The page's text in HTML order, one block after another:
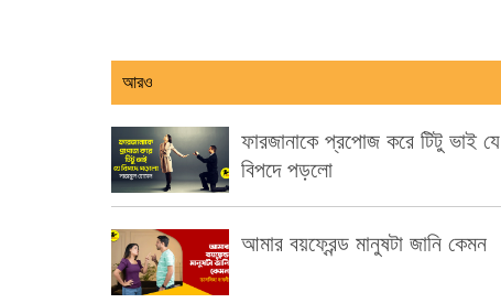
আরও
ফারজানাকে প্রপোজ করে টিটু ভাই যে
বিপদে পড়লো
আমার বয়ফ্রেন্ড মানুষটা জানি কেমন